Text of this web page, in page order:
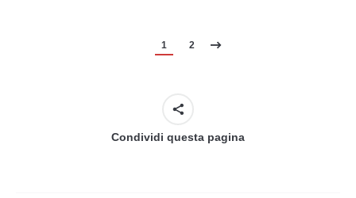
1 2
Condividi questa pagina